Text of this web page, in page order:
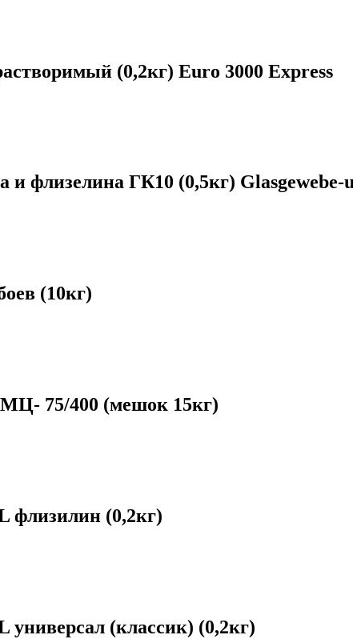
(0,2кг) Euro 3000 Express
флизелина ГК10 (0,5кг)
(10кг)
75/400 (мешок 15кг)
(0,2кг)
(классик) (0,2кг)